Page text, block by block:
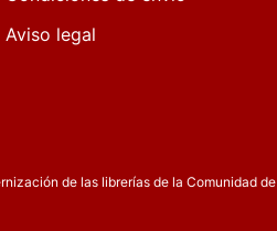
Aviso legal
de las librerías de la Comunidad de